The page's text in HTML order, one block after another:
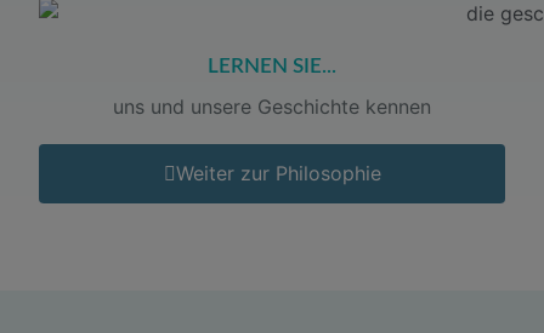
LERNEN SIE...
uns und unsere Geschichte kennen
Weiter zur Philosophie